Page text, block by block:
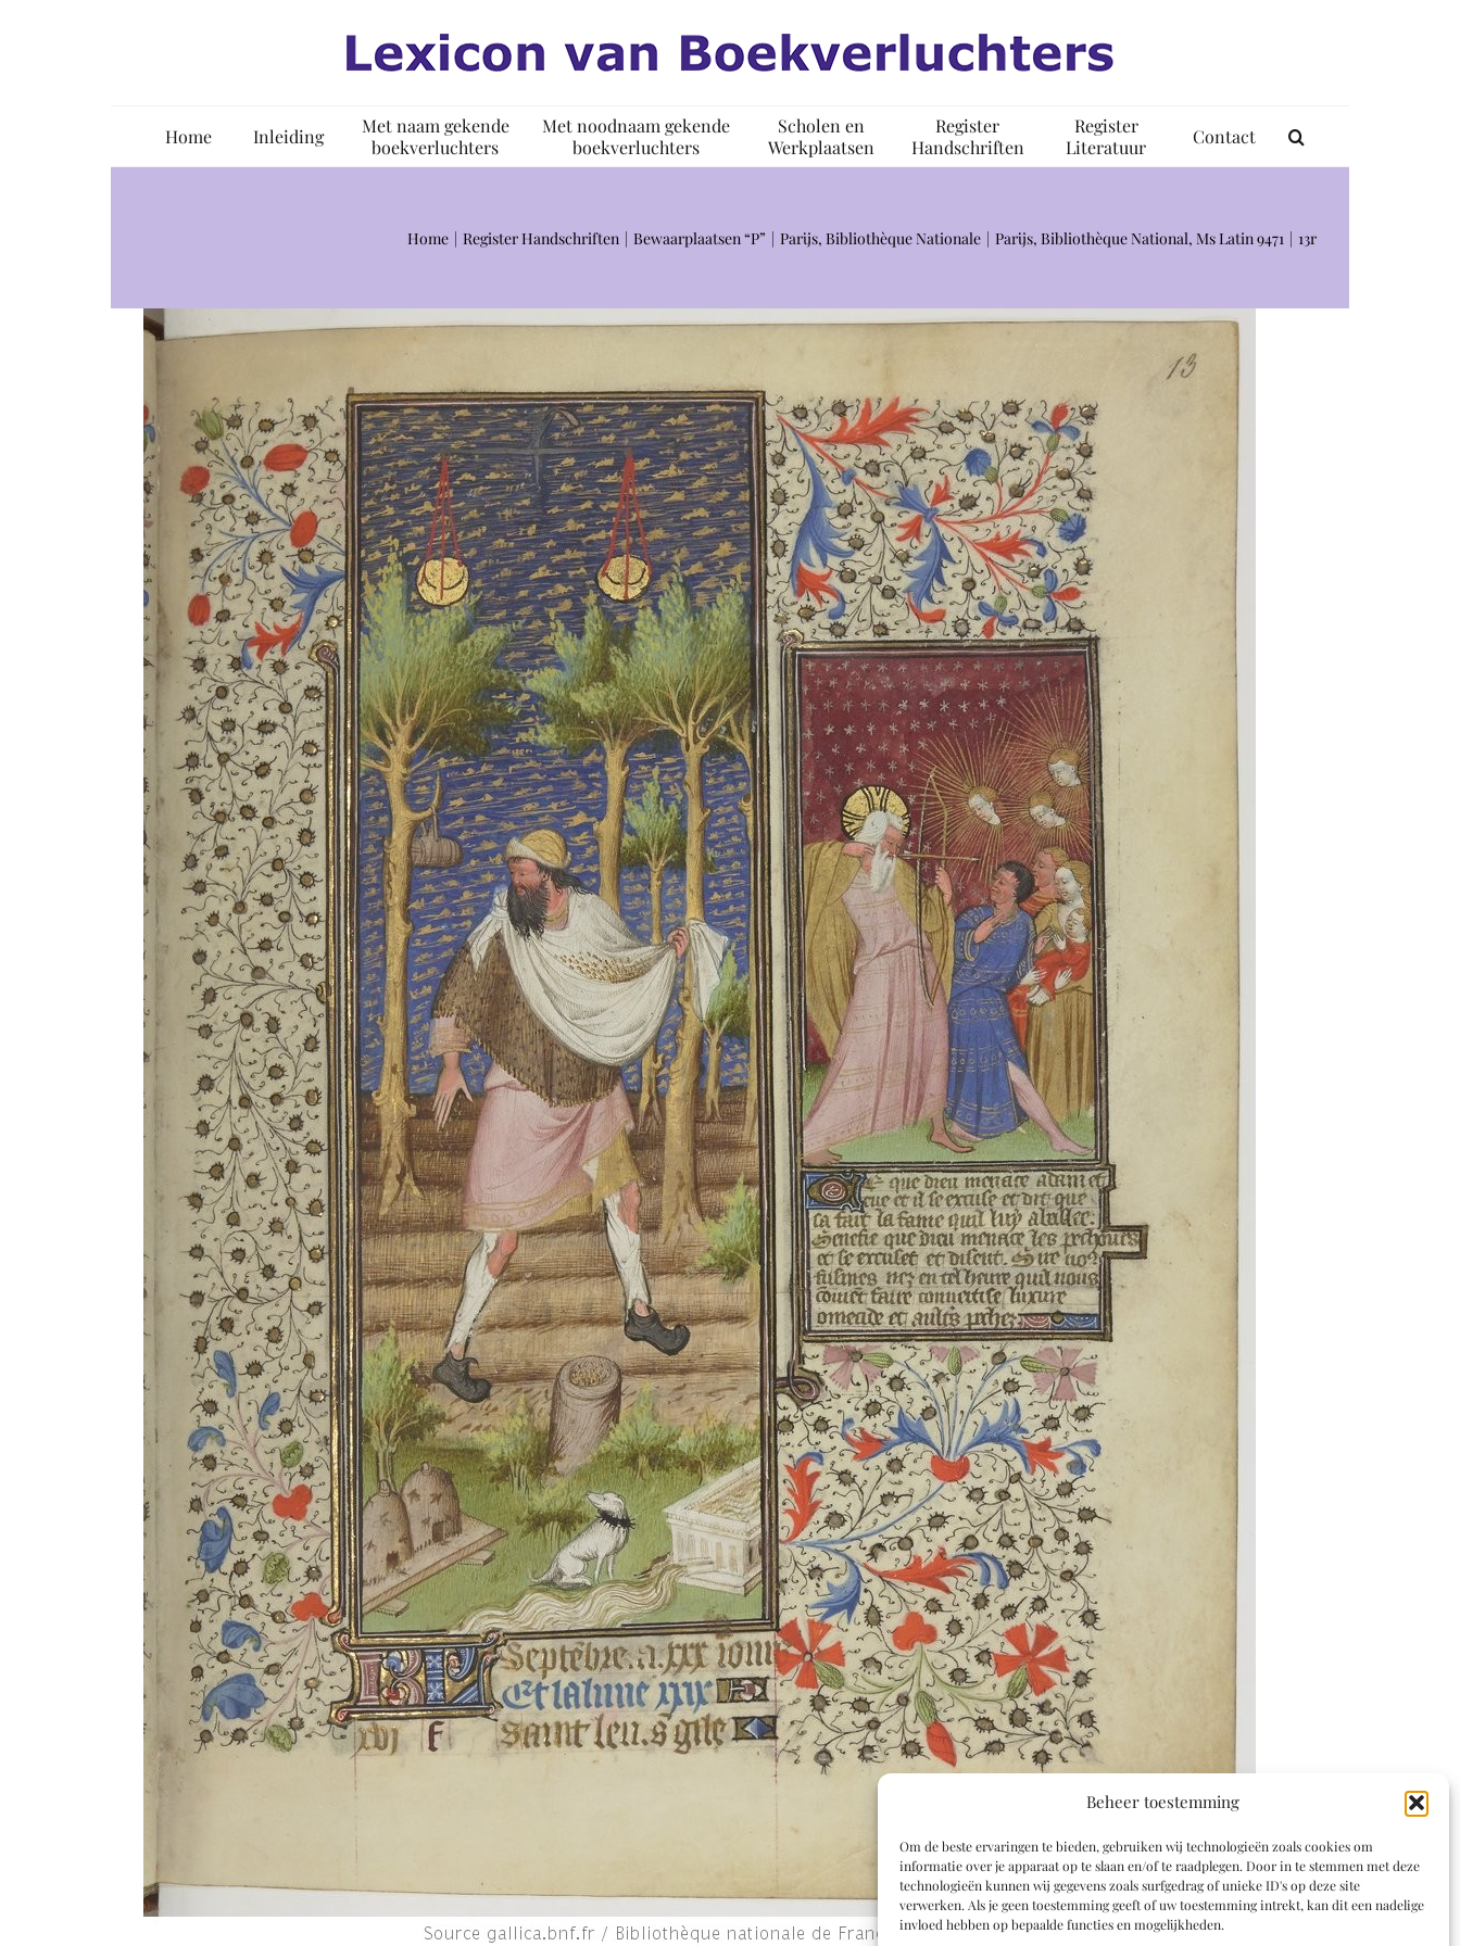
Beheer toestemming
Om de beste ervaringen te bieden, gebruiken wij technologieën zoals cookies om
informatie over je apparaat op te slaan en/of te raadplegen. Door in te stemmen met deze
technologieën kunnen wij gegevens zoals surfgedrag of unieke ID's op deze site
verwerken. Als je geen toestemming geeft of uw toestemming intrekt, kan dit een nadelige
invloed hebben op bepaalde functies en mogelijkheden.
Home Inleiding
Met naam gekende
boekverluchters
Met noodnaam gekende
boekverluchters
Scholen en
Werkplaatsen
Register
Handschriften
Register
Literatuur
Contact
Home Register Handschriften Bewaarplaatsen “P” Parijs, Bibliothèque Nationale Parijs, Bibliothèque National, Ms Latin 9471 13r